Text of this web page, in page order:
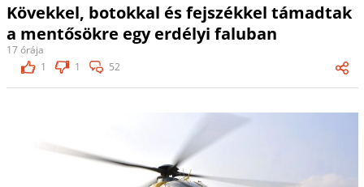
Kövekkel, botokkal és fejszékkel támadtak
a mentősökre egy erdélyi faluban
17 órája
1
1 52